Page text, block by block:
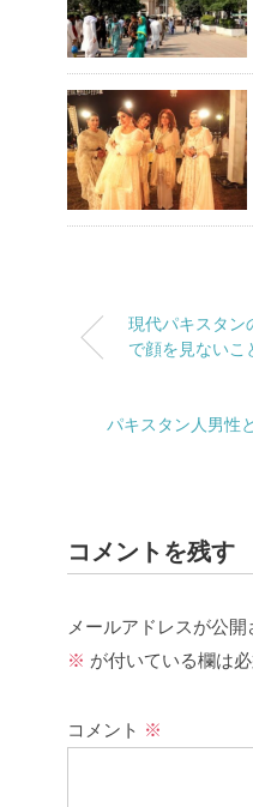
現代パキスタン
で顔を見ないこ
パキスタン人男性
コメントを残す
メールアドレスが公開
※ が付いている欄は
コメント ※